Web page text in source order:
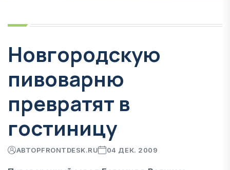
Новгородскую
пивоварню
превратят в
гостиницу
АВТОРFRONTDESK.RU 04 ДЕК. 2009